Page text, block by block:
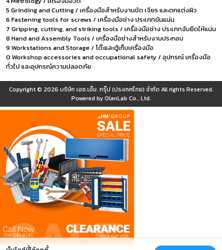
5 Grinding and Cutting / เครื่องมือสำหรับงานขัด เจียร และตกแต่งผิว
6 Fastening tools for screws / เครื่องมือช่าง ประเภทขันแน่น
7 Gripping, cutting, and striking tools / เครื่องมือช่าง ประเภทจับยึดให้แน่น
8 Hand and Assembly Tools / เครื่องมือช่างสำหรับงานประกอบ
9 Workstations and Storage / โต๊ะและตู้เก็บเครื่องมือ
0 Workshop accessories and occupational safety / อุปกรณ์ เครื่องมือ
ทั่วไป และอุปกรณ์ความปลอดภัย
Copyright © 2026 บริษัท เอช.เอ็ม. กรุ๊ป (ประเทศไทย) จำกัด All rights Reserved.
Powered byOlanLab Co., Ltd.